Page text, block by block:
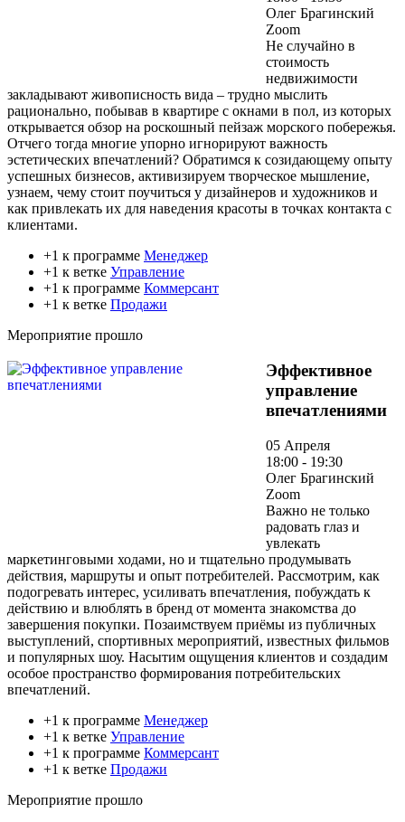
Олег Брагинский
Zoom
Не случайно в
стоимость
недвижимости
закладывают живописность вида – трудно мыслить
рационально, побывав в квартире с окнами в пол, из которых
открывается обзор на роскошный пейзаж морского побережья.
Отчего тогда многие упорно игнорируют важность
эстетических впечатлений? Обратимся к созидающему опыту
успешных бизнесов, активизируем творческое мышление,
узнаем, чему стоит поучиться у дизайнеров и художников и
как привлекать их для наведения красоты в точках контакта с
клиентами.
+1 к программе Менеджер
+1 к ветке Управление
+1 к программе Коммерсант
+1 к ветке Продажи
Мероприятие прошло
Эффективное
управление
впечатлениями
05 Апреля
18:00 - 19:30
Олег Брагинский
Zoom
Важно не только
радовать глаз и
увлекать
маркетинговыми ходами, но и тщательно продумывать
действия, маршруты и опыт потребителей. Рассмотрим, как
подогревать интерес, усиливать впечатления, побуждать к
действию и влюблять в бренд от момента знакомства до
завершения покупки. Позаимствуем приёмы из публичных
выступлений, спортивных мероприятий, известных фильмов
и популярных шоу. Насытим ощущения клиентов и создадим
особое пространство формирования потребительских
впечатлений.
+1 к программе Менеджер
+1 к ветке Управление
+1 к программе Коммерсант
+1 к ветке Продажи
Мероприятие прошло